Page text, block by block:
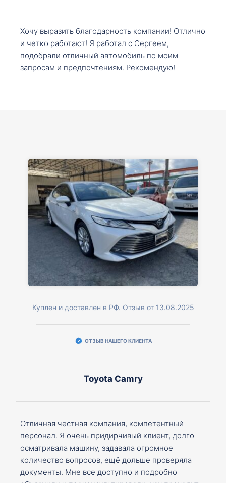
Хочу выразить благодарность компании! Отлично
и четко работают! Я работал с Сергеем,
подобрали отличный автомобиль по моим
запросам и предпочтениям. Рекомендую!
Куплен и доставлен в РФ. Отзыв от 13.08.2025
ОТЗЫВ НАШЕГО КЛИЕНТА
Toyota Camry
Отличная честная компания, компетентный
персонал. Я очень придирчивый клиент, долго
осматривала машину, задавала огромное
количество вопросов, ещё дольше проверяла
документы. Мне все доступно и подробно